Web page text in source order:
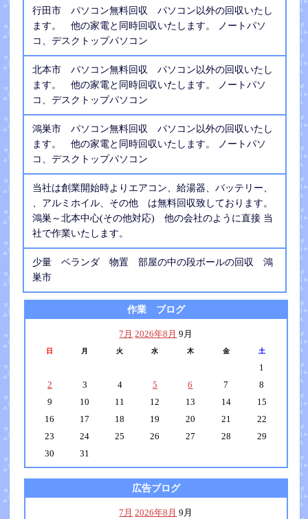
行田市 パソコン無料回収 パソコン以外の回収いたし
ます。 他の家電と同時回収いたします。 ノートパソ
コ、デスクトップパソコン
北本市 パソコン無料回収 パソコン以外の回収いたし
ます。 他の家電と同時回収いたします。 ノートパソ
コ、デスクトップパソコン
鴻巣市 パソコン無料回収 パソコン以外の回収いたし
ます。 他の家電と同時回収いたします。 ノートパソ
コ、デスクトップパソコン
当社は創業開始時よりエアコン、給湯器、バッテリー、
、アルミホイル、その他 は無料回収致しております。
鴻巣～北本中心(その他対応) 他の会社のように直接 当
社で作業いたします。
少量 ベランダ 物置 部屋の中の段ボールの回収 鴻
巣市
作業 ブログ
7月 2026年8月 9月
日 月 火 水 木 金 土
1
2
3 4 5 6 7
8
9
10 11 12 13 14
15
16
17 18 19 20 21
22
23
24 25 26 27 28
29
30
31
広告ブログ
7月 2026年8月 9月